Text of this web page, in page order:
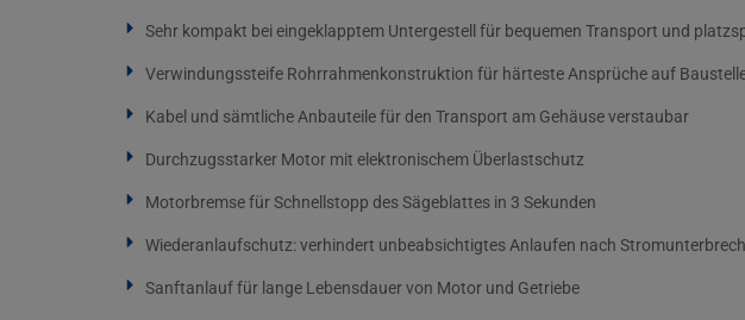
Sehr kompakt bei eingeklapptem Untergestell für bequemen Transport und
Verwindungssteife Rohrrahmenkonstruktion für härteste Ansprüche auf
Kabel und sämtliche Anbauteile für den Transport am Gehäuse verstaubar
Durchzugsstarker Motor mit elektronischem Überlastschutz
Motorbremse für Schnellstopp des Sägeblattes in 3 Sekunden
Wiederanlaufschutz: verhindert unbeabsichtigtes Anlaufen nach
Sanftanlauf für lange Lebensdauer von Motor und Getriebe